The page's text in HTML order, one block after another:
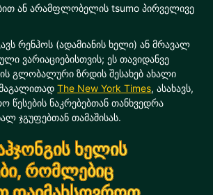
ან არამფლობელის tsumo პირველივე
რენჰოს (ადამიანის ხელი) ან მრავალ
ვარიაციებისთვის; ეს თავიდანვე
გლობალური ზრდის შესახებ ახალი
მაგალითადThe New York Times, ასახავს,
წესების ნაკრებებთან თანხვედრა
ჯგუფებთან თამაშისას.
ხელის
რომლებიც